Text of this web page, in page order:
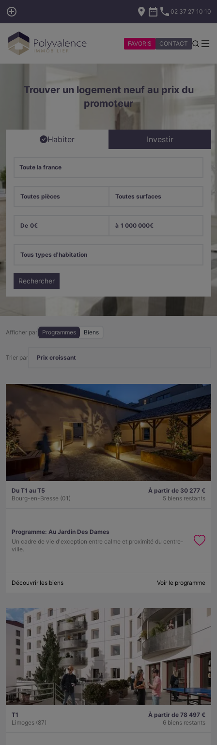
02 37 27 10 10
FAVORIS CONTACT
Trouver un logement neuf au prix du
promoteur
Habiter Investir
Toute la france
Toutes pièces Toutes surfaces
De 0€ à 1 000 000€
Tous types d'habitation
Rechercher
Afficher par Programmes Biens
Trier par Prix croissant
Du T1 au T5
Bourg-en-Bresse (01)
À partir de 30 277 €
5 biens restants
Programme: Au Jardin Des Dames
Un cadre de vie d'exception entre calme et proximité du centre-
ville.
Découvrir les biens Voir le programme
T1
Limoges (87)
À partir de 78 497 €
6 biens restants